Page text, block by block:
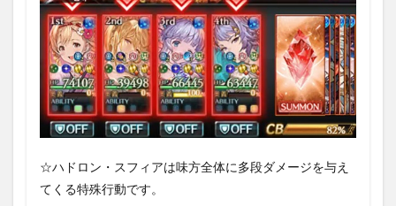
☆ハドロン・スフィアは味方全体に多段ダメージを与え
てくる特殊行動です。